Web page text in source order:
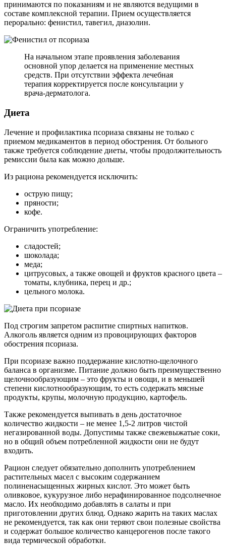
принимаются по показаниям и не являются ведущими в
составе комплексной терапии. Прием осуществляется
перорально: фенистил, тавегил, диазолин.
На начальном этапе проявления заболевания
основной упор делается на применение местных
средств. При отсутствии эффекта лечебная
терапия корректируется после консультации у
врача-дерматолога.
Диета
Лечение и профилактика псориаза связаны не только с
приемом медикаментов в период обострения. От больного
также требуется соблюдение диеты, чтобы продолжительность
ремиссии была как можно дольше.
Из рациона рекомендуется исключить:
острую пищу;
пряности;
кофе.
Ограничить употребление:
сладостей;
шоколада;
меда;
цитрусовых, а также овощей и фруктов красного цвета –
томаты, клубника, перец и др.;
цельного молока.
Под строгим запретом распитие спиртных напитков.
Алкоголь является одним из провоцирующих факторов
обострения псориаза.
При псориазе важно поддержание кислотно-щелочного
баланса в организме. Питание должно быть преимущественно
щелочнообразующим – это фрукты и овощи, и в меньшей
степени кислотнообразующим, то есть содержать мясные
продукты, крупы, молочную продукцию, картофель.
Также рекомендуется выпивать в день достаточное
количество жидкости – не менее 1,5-2 литров чистой
негазированной воды. Допустимы также свежевыжатые соки,
но в общий объем потребленной жидкости они не будут
входить.
Рацион следует обязательно дополнить употреблением
растительных масел с высоким содержанием
полиненасыщенных жирных кислот. Это может быть
оливковое, кукурузное либо нерафинированное подсолнечное
масло. Их необходимо добавлять в салаты и при
приготовлении других блюд. Однако жарить на таких маслах
не рекомендуется, так как они теряют свои полезные свойства
и содержат большое количество канцерогенов после такого
вида термической обработки.